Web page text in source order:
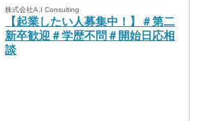
株式会社A.I Consulting
【起業したい人募集中！】＃第二
新卒歓迎＃学歴不問＃開始日応相
談